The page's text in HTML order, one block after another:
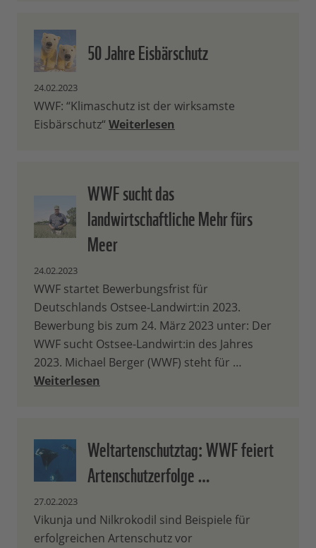
50 Jahre Eisbärschutz
24.02.2023
WWF: “Klimaschutz ist der wirksamste
Eisbärschutz“ Weiterlesen
WWF sucht das
landwirtschaftliche Mehr fürs
Meer
24.02.2023
WWF startet Bewerbungsfrist für
Deutschlands Ostsee-Landwirt:in 2023.
Bewerbung bis zum 24. März 2023 unter: Der
WWF sucht Ostsee-Landwirt:in des Jahres
2023. Michael Berger (WWF) steht für …
Weiterlesen
Weltartenschutztag: WWF feiert
Artenschutzerfolge …
27.02.2023
Vikunja und Nilkrokodil sind Beispiele für
erfolgreichen Artenschutz vor